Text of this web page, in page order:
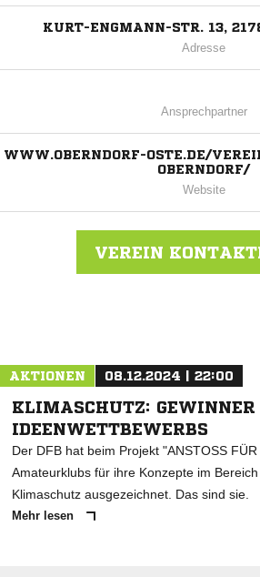
KURT-ENGMANN-STR. 13,
Adresse
Ansprechpartner
WWW.OBERNDORF-OSTE.DE/
OBERNDORF/
Website
VEREIN
AKTIONEN 08.12.2024 | 22:00
KLIMASCHUTZ: GEWINNER
IDEENWETTBEWERBS
Der DFB hat beim Projekt "ANSTOSS
Amateurklubs für ihre Konzepte im
Klimaschutz ausgezeichnet. Das sind sie.
Mehr lesen